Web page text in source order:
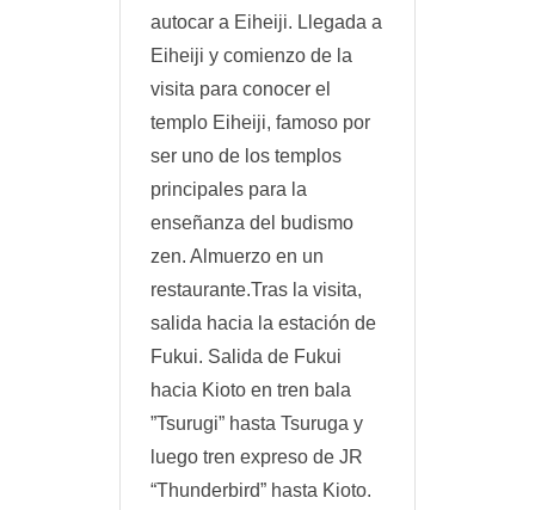
autocar a Eiheiji. Llegada a
Eiheiji y comienzo de la
visita para conocer el
templo Eiheiji, famoso por
ser uno de los templos
principales para la
enseñanza del budismo
zen. Almuerzo en un
restaurante.Tras la visita,
salida hacia la estación de
Fukui. Salida de Fukui
hacia Kioto en tren bala
”Tsurugi” hasta Tsuruga y
luego tren expreso de JR
“Thunderbird” hasta Kioto.